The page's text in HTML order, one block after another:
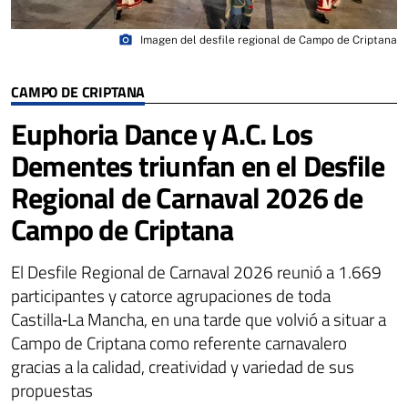
CAMPO DE CRIPTANA
Euphoria Dance y A.C. Los
Dementes triunfan en el Desfile
Regional de Carnaval 2026 de
Campo de Criptana
El Desfile Regional de Carnaval 2026 reunió a 1.669
participantes y catorce agrupaciones de toda
Castilla‑La Mancha, en una tarde que volvió a situar a
Campo de Criptana como referente carnavalero
gracias a la calidad, creatividad y variedad de sus
propuestas
photo_camera Imagen del desfile regional de Campo de Criptana